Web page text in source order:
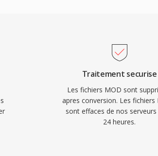
Traitement securise
Les fichiers MOD sont
apres conversion. Les fichiers
sont effaces de nos
24 heures.